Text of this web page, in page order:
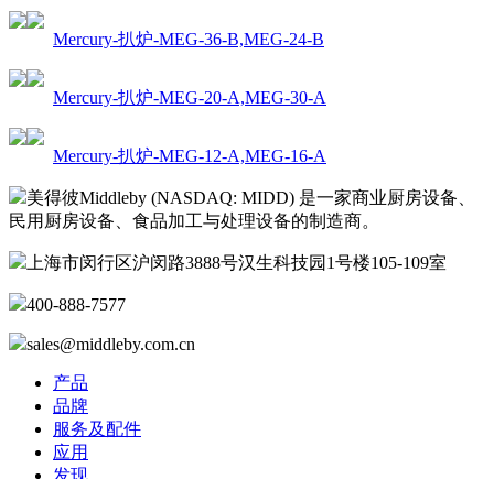
Mercury-扒炉-MEG-36-B,MEG-24-B
Mercury-扒炉-MEG-20-A,MEG-30-A
Mercury-扒炉-MEG-12-A,MEG-16-A
美得彼Middleby (NASDAQ: MIDD) 是一家商业厨房设备、
民用厨房设备、食品加工与处理设备的制造商。
上海市闵行区沪闵路3888号汉生科技园1号楼105-109室
400-888-7577
sales@middleby.com.cn
产品
品牌
服务及配件
应用
发现